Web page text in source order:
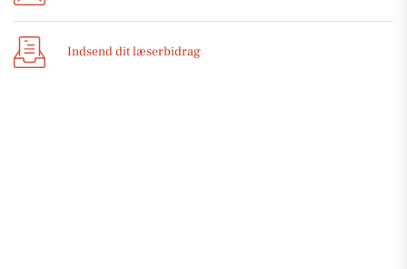
Indsend dit læserbidrag